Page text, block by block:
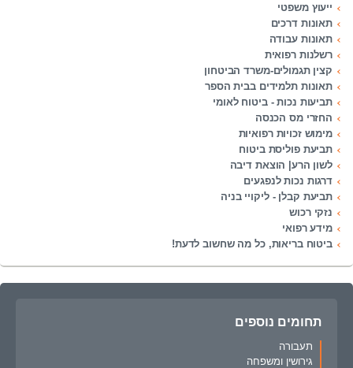
ייעוץ משפטי
תאונות דרכים
תאונות עבודה
רשלנות רפואית
קצין תגמולים-משרד הביטחון
תאונות תלמידים בבית הספר
תביעות נכות - ביטוח לאומי
החזרי מס הכנסה
מימוש זכויות רפואיות
תביעת פוליסת ביטוח
לשון הרע| הוצאת דיבה
דרגות נכות לנפגעים
תביעת קבלן - ליקויי בניה
נזקי רכוש
מידע רפואי
ביטוח בריאות, כל מה שחשוב לדעת!
תחומים נוספים
תעבורה
גירושין ומשפחה